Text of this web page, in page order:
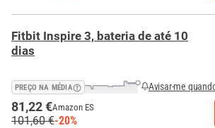
Fitbit Inspire 3, bateria de até 10
dias
PREÇO NA MÉDIA Avisar-me
81,22 €Amazon ES
101,60 €-20%